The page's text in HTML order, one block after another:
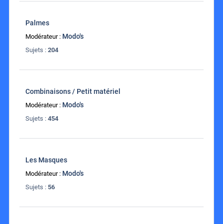
Palmes
Modérateur : Modo's
Sujets : 204
Combinaisons / Petit matériel
Modérateur : Modo's
Sujets : 454
Les Masques
Modérateur : Modo's
Sujets : 56